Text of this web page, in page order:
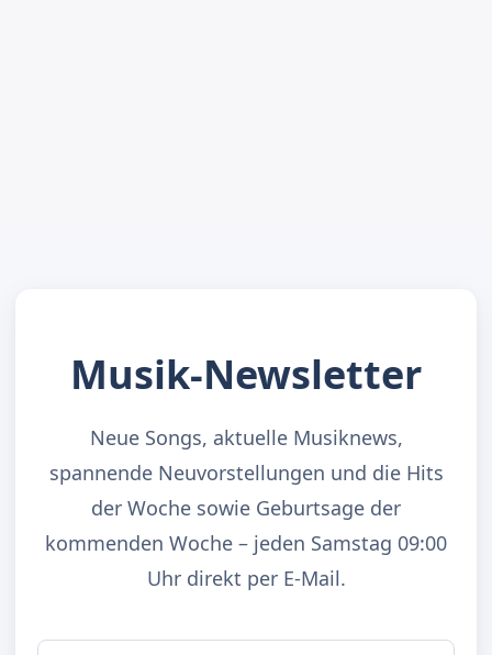
Musik-Newsletter
Neue Songs, aktuelle Musiknews,
spannende Neuvorstellungen und die Hits
der Woche sowie Geburtsage der
kommenden Woche – jeden Samstag 09:00
Uhr direkt per E-Mail.